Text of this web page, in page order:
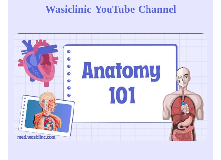
Wasiclinic YouTube Channel